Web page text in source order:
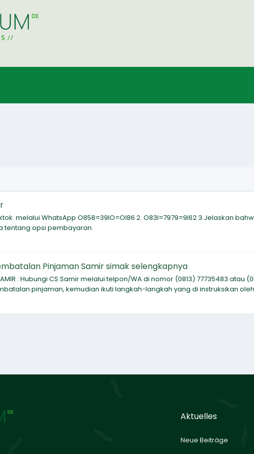
melalui WhatsApp O858=39lO=Ol86 2. O83l=7979=9l62 3.Jelaskan
tentang opsi pembayaran.
Pinjaman Samir simak selengkapnya
: Hubungi CS Samir melalui telpon/WA di nomor (0813) 77735483 atau
pinjaman, kemudian ikuti langkah-langkah yang di instruksikan
Aktuelles
Neue Beiträge